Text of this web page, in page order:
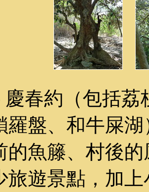
慶春約（包括
羅盤、和牛屎
的魚籐、村後
旅遊景點，加